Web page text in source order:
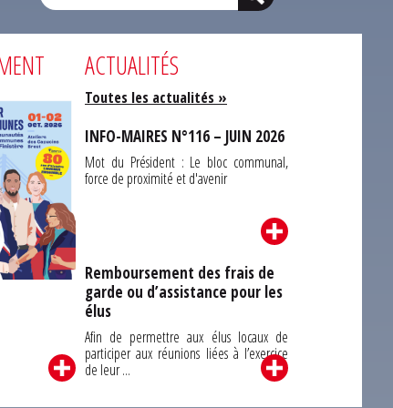
ACTUALITÉS
Toutes les actualités »
INFO-MAIRES N°116 – JUIN 2026
Mot du Président : Le bloc communal,
force de proximité et d'avenir
Remboursement des frais de
garde ou d’assistance pour les
élus
Afin de permettre aux élus locaux de
participer aux réunions liées à l’exercice
de leur ...